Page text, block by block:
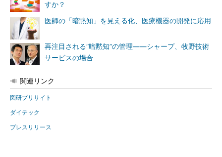
すか？
医師の「暗黙知」を見える化、医療機器の開発に応用
再注目される“暗黙知”の管理――シャープ、牧野技術
サービスの場合
関連リンク
図研プリサイト
ダイテック
プレスリリース